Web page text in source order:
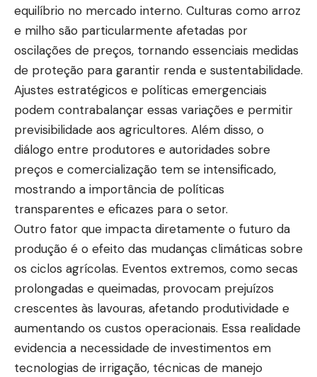
equilíbrio no mercado interno. Culturas como arroz
e milho são particularmente afetadas por
oscilações de preços, tornando essenciais medidas
de proteção para garantir renda e sustentabilidade.
Ajustes estratégicos e políticas emergenciais
podem contrabalançar essas variações e permitir
previsibilidade aos agricultores. Além disso, o
diálogo entre produtores e autoridades sobre
preços e comercialização tem se intensificado,
mostrando a importância de políticas
transparentes e eficazes para o setor.
Outro fator que impacta diretamente o futuro da
produção é o efeito das mudanças climáticas sobre
os ciclos agrícolas. Eventos extremos, como secas
prolongadas e queimadas, provocam prejuízos
crescentes às lavouras, afetando produtividade e
aumentando os custos operacionais. Essa realidade
evidencia a necessidade de investimentos em
tecnologias de irrigação, técnicas de manejo